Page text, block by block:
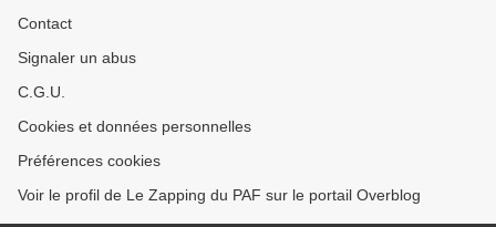
Contact
Signaler un abus
C.G.U.
Cookies et données personnelles
Préférences cookies
Voir le profil de Le Zapping du PAF sur le portail Overblog